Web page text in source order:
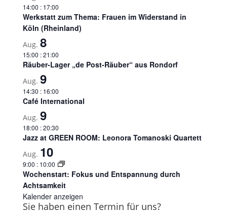
14:00 : 17:00
Werkstatt zum Thema: Frauen im Widerstand in
Köln (Rheinland)
Aug. 8
15:00 :21:00
Räuber-Lager „de Post-Räuber“ aus Rondorf
Aug. 9
14:30 : 16:00
Café International
Aug. 9
18:00 :20:30
Jazz at GREEN ROOM: Leonora Tomanoski Quartett
Aug. 10
9:00 : 10:00
Wochenstart: Fokus und Entspannung durch
Achtsamkeit
Kalender anzeigen
Sie haben einen Termin für uns?